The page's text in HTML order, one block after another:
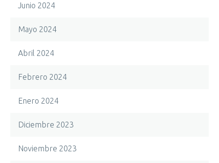
Junio 2024
Mayo 2024
Abril 2024
Febrero 2024
Enero 2024
Diciembre 2023
Noviembre 2023